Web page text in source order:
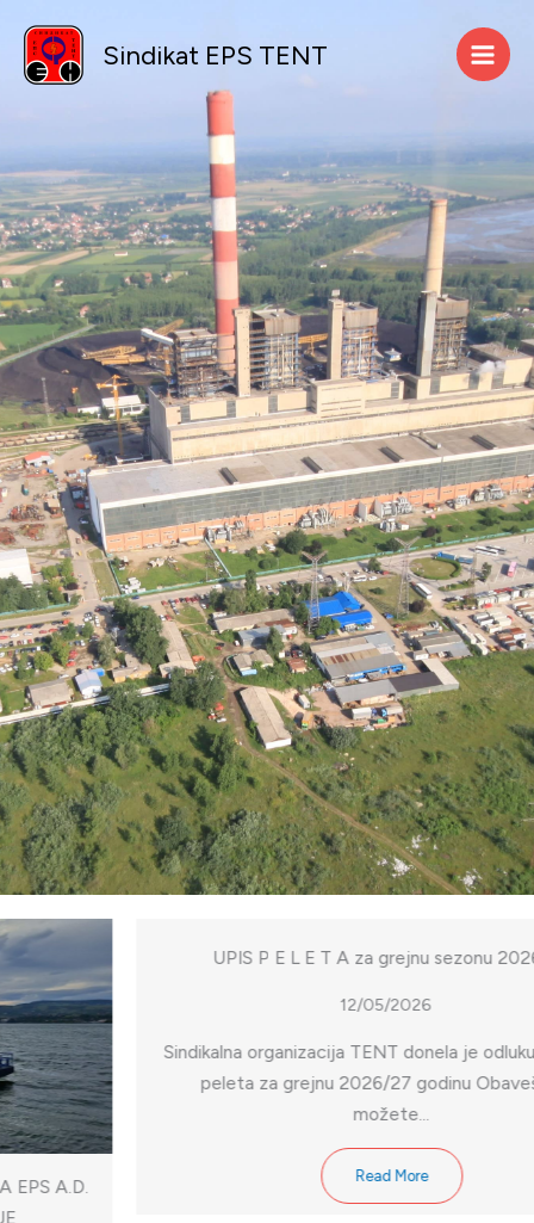
content
Sindikat EPS TENT
UPIS P E L E T A za grejnu sezonu 2026/27
Sindikalna organizacija TENT donela je odluku o nabavci
peleta za grejnu 2026/27 godinu Obaveštenje